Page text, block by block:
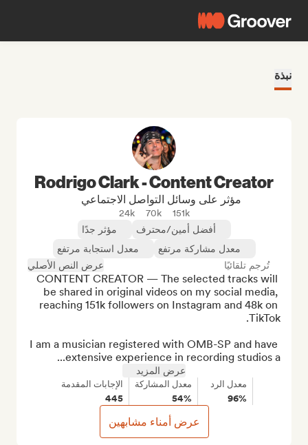
نبذة
Rodrigo Clark - Content Creator
مؤثر على وسائل التواصل الاجتماعي
151k
70k
24k
أفضل أمين/محترف
مؤثر جدًا
معدل مشاركة مرتفع
معدل استجابة مرتفع
تُرجم تلقائيًا
عرض النص الأصلي
CONTENT CREATOR — The selected tracks will
be shared in original videos on my social media,
reaching 151k followers on Instagram and 48k on
I am a musician registered with OMB-SP and have
extensive experience in recording studios a...
عرض المزيد
معدل الرد
96%
معدل المشاركة
54%
الإجابات المقدمة
445
عرض أمناء مشابهين